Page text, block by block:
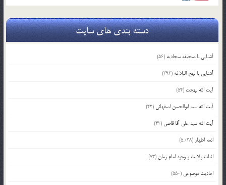
دسته بندی های سایت
آشنایی با صحیفه سجادیه (56)
آشنایی با نهج البلاغه (392)
آیت الله بهجت (54)
آیت الله سید ابوالحسن اصفهانی (43)
آیت الله سید علی آقا قاضی (42)
ائمه اطهار (5,038)
اثبات ولایت و وجود امام زمان(73)
احادیث موضوعی (550)